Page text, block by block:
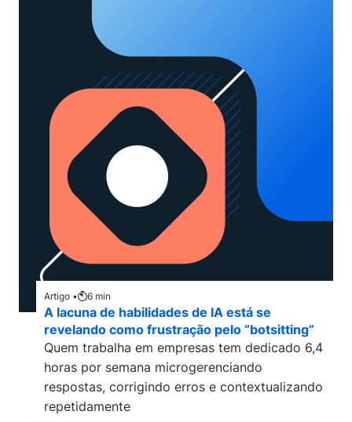
Artigo • 6 min
A lacuna de habilidades de IA está se
revelando como frustração pelo “botsitting”
Quem trabalha em empresas tem dedicado 6,4
horas por semana microgerenciando
respostas, corrigindo erros e contextualizando
repetidamente